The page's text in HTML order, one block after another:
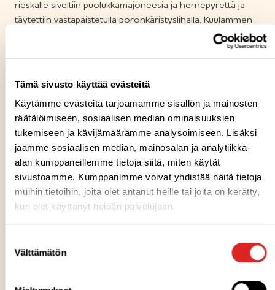
Tämä sivusto käyttää evästeitä
Käytämme evästeitä tarjoamamme sisällön ja mainosten
räätälöimiseen, sosiaalisen median ominaisuuksien
tukemiseen ja kävijämäärämme analysoimiseen. Lisäksi
jaamme sosiaalisen median, mainosalan ja analytiikka-
alan kumppaneillemme tietoja siitä, miten käytät
sivustoamme. Kumppanimme voivat yhdistää näitä tietoja
muihin tietoihin, joita olet antanut heille tai joita on kerätty,
kun olet käyttänyt heidän palvelujaan.
valinta
Välttämätön
rieskalle siveltiin puolukkamajoneesia ja hernepyrettä ja
täytettiin vastapaistetulla poronkäristyslihalla. Kuulammen
koulun opiskelijat leikkasivat lohifileen pitkittäin, sivelivät
lohen chili-mausteöljyllä ja letittivät lohi”suikaleet”. Ne
Hiltunen.
Lämpimät onnittelut vielä Kuulammen koulun joukkueelle ja
kiitos upeista makuelämyksistä myös Posion ja
Kuivaniemen koulujen oppilaille! Kaikille finaaliin
osallistuneille jaettiin tuotekassit, joissa oli myös
Saarioisten tuotteita.